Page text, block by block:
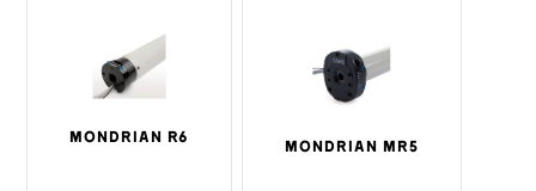
MONDRIAN R6
MONDRIAN MR5